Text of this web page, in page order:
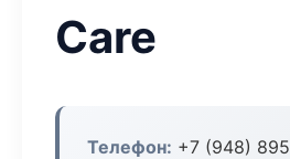
Care
Телефон: +7 (948)